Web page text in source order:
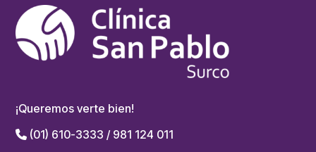
¡Queremos verte bien!
(01) 610-3333 / 981 124 011